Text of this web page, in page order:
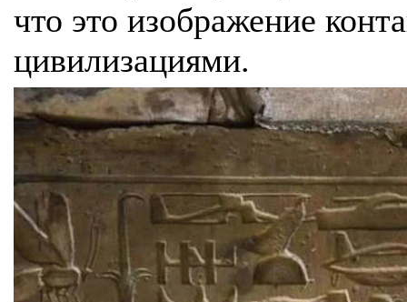
что это изображение
цивилизациями.